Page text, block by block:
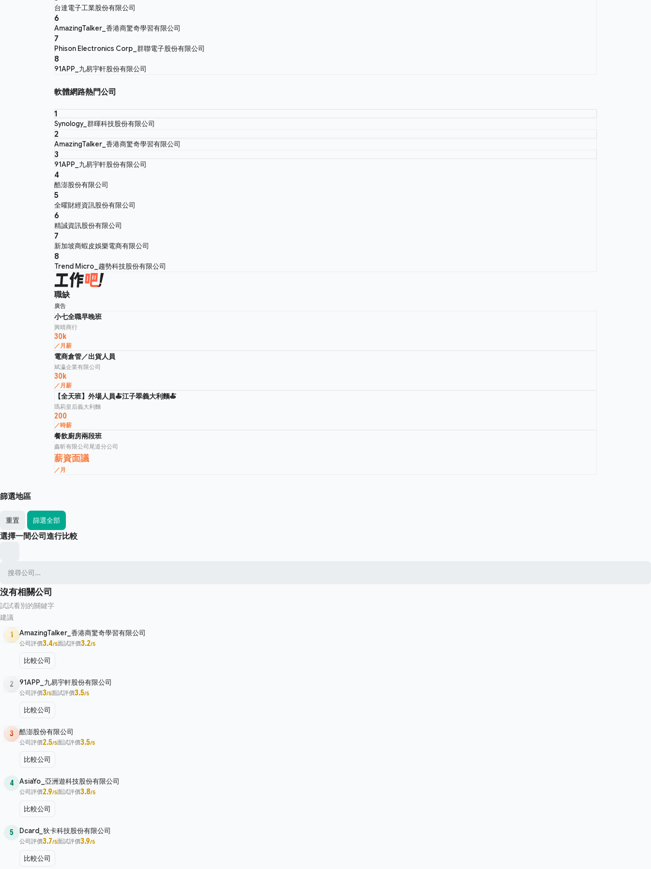
台達電子工業股份有限公司
6
AmazingTalker_香港商驚奇學習有限公司
7
Phison Electronics Corp_群聯電子股份有限公司
8
91APP_九易宇軒股份有限公司
軟體網路熱門公司
1
Synology_群暉科技股份有限公司
2
AmazingTalker_香港商驚奇學習有限公司
3
91APP_九易宇軒股份有限公司
4
酷澎股份有限公司
5
全曜財經資訊股份有限公司
6
精誠資訊股份有限公司
7
新加坡商蝦皮娛樂電商有限公司
8
Trend Micro_趨勢科技股份有限公司
職缺
廣告
小七全職早晚班
興晴商行
30k
／月薪
電商倉管／出貨人員
斌瀛企業有限公司
30k
／月薪
【全天班】外場人員🍝江子翠義大利麵🍝
瑪莉皇后義大利麵
200
／時薪
餐飲廚房兩段班
鑫昕有限公司尾道分公司
薪資面議
／月
篩選地區
重置 篩選全部
選擇一間公司進行比較
沒有相關公司
試試看別的關鍵字
建議
1 AmazingTalker_香港商驚奇學習有限公司
公司評價3.4/5面試評價3.2/5
比較公司
2 91APP_九易宇軒股份有限公司
公司評價3/5面試評價3.5/5
比較公司
3 酷澎股份有限公司
公司評價2.5/5面試評價3.5/5
比較公司
4 AsiaYo_亞洲遊科技股份有限公司
公司評價2.9/5面試評價3.8/5
比較公司
5 Dcard_狄卡科技股份有限公司
公司評價3.7/5面試評價3.9/5
比較公司